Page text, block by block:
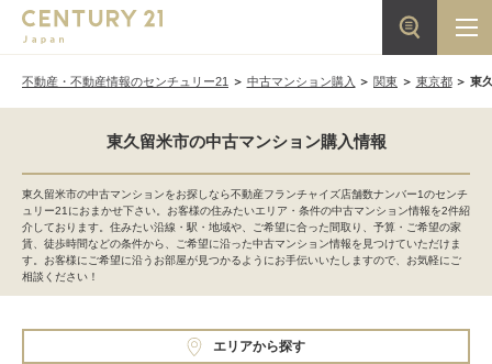
不動産・不動産情報のセンチュリー21 中古マンション購入 関東 東京都 東
東久留米市の中古マンション購入情報
東久留米市の中古マンションをお探しなら不動産フランチャイズ店舗数ナンバー1のセンチ
ュリー21におまかせ下さい。お客様の住みたいエリア・条件の中古マンション情報を2件紹
介しております。住みたい沿線・駅・地域や、ご希望に合った間取り、予算・ご希望の家
賃、徒歩時間などの条件から、ご希望に沿った中古マンション情報を見つけていただけま
す。お客様にご希望に沿うお部屋が見つかるようにお手伝いいたしますので、お気軽にご
相談ください！
エリアから探す